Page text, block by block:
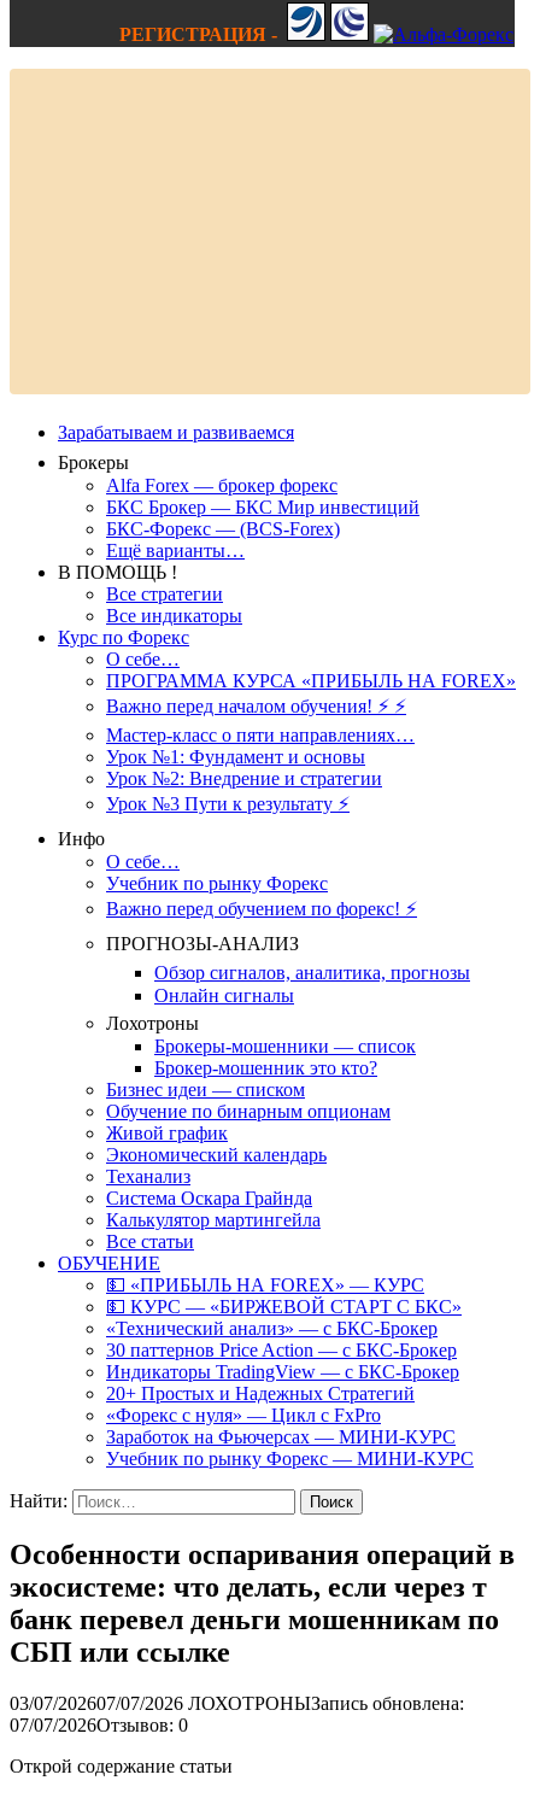
РЕГИСТРАЦИЯ -
Зарабатываем и развиваемся
Брокеры
Alfa Forex — брокер форекс
БКС Брокер — БКС Мир инвестиций
БКС-Форекс — (BCS-Forex)
Ещё варианты…
В ПОМОЩЬ !
Все стратегии
Все индикаторы
Курс по Форекс
О себе…
ПРОГРАММА КУРСА «ПРИБЫЛЬ НА FOREX»
Важно перед началом обучения! ⚡ ⚡
Мастер-класс о пяти направлениях…
Урок №1: Фундамент и основы
Урок №2: Внедрение и стратегии
Урок №3 Пути к результату ⚡️
Инфо
О себе…
Учебник по рынку Форекс
Важно перед обучением по форекс! ⚡
ПРОГНОЗЫ-АНАЛИЗ
Обзор сигналов, аналитика, прогнозы
Онлайн сигналы
Лохотроны
Брокеры-мошенники — список
Брокер-мошенник это кто?
Бизнес идеи — списком
Обучение по бинарным опционам
Живой график
Экономический календарь
Теханализ
Система Оскара Грайнда
Калькулятор мартингейла
Все статьи
ОБУЧЕНИЕ
💵 «ПРИБЫЛЬ НА FOREX» — КУРС
💵 КУРС — «БИРЖЕВОЙ СТАРТ С БКС»
«Технический анализ» — с БКС-Брокер
30 паттернов Price Action — с БКС-Брокер
Индикаторы TradingView — с БКС-Брокер
20+ Простых и Надежных Стратегий
«Форекс с нуля» — Цикл с FxPro
Заработок на Фьючерсах — МИНИ-КУРС
Учебник по рынку Форекс — МИНИ-КУРС
Найти:
Особенности оспаривания операций в
экосистеме: что делать, если через т
банк перевел деньги мошенникам по
СБП или ссылке
03/07/202607/07/2026 ЛОХОТРОНЫЗапись обновлена:
07/07/2026Отзывов: 0
Открой содержание статьи